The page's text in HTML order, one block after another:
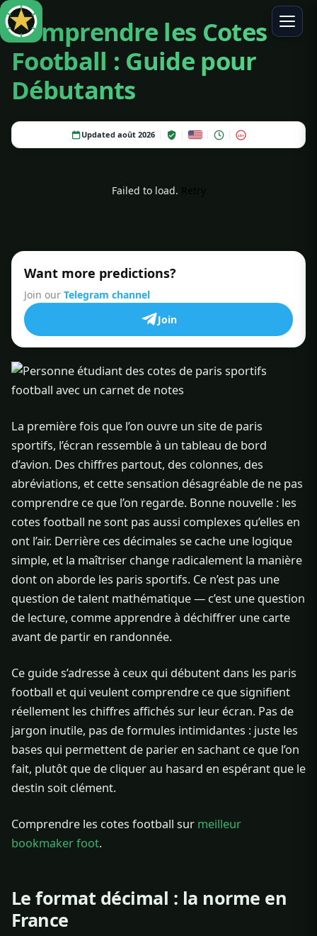
Comprendre les Cotes
Football : Guide pour
Débutants
Updated août 2026 18+
Failed to load.
Want more predictions?
Join our Telegram channel
Join
La première fois que l’on ouvre un site de paris
sportifs, l’écran ressemble à un tableau de bord
d’avion. Des chiffres partout, des colonnes, des
abréviations, et cette sensation désagréable de ne pas
comprendre ce que l’on regarde. Bonne nouvelle : les
cotes football ne sont pas aussi complexes qu’elles en
ont l’air. Derrière ces décimales se cache une logique
simple, et la maîtriser change radicalement la manière
dont on aborde les paris sportifs. Ce n’est pas une
question de talent mathématique — c’est une question
de lecture, comme apprendre à déchiffrer une carte
avant de partir en randonnée.
Ce guide s’adresse à ceux qui débutent dans les paris
football et qui veulent comprendre ce que signifient
réellement les chiffres affichés sur leur écran. Pas de
jargon inutile, pas de formules intimidantes : juste les
bases qui permettent de parier en sachant ce que l’on
fait, plutôt que de cliquer au hasard en espérant que le
destin soit clément.
Comprendre les cotes football sur meilleur
bookmaker foot.
Le format décimal : la norme en
France